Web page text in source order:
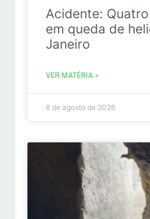
Acidente:
em queda de
Janeiro
VER MATÉRIA »
8 de agosto de 2026